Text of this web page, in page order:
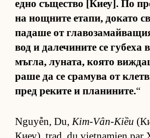
едно съ­щес­тво [Ки­еу]. По
на нощ­ните ета­пи, до­като
па­даше от
вод и да­ле­чи­ните се гу­беха
мъг­ла, лу­на­та, ко­ято
раше да се сра­мува от
пред ре­ките и пла­ни­ни­те.“
Nguyễn, Du,Kim-Vân-Kiều